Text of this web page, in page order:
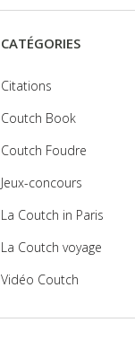
CATÉGORIES
Citations
Coutch Book
Coutch Foudre
Jeux-concours
La Coutch in Paris
La Coutch voyage
Vidéo Coutch